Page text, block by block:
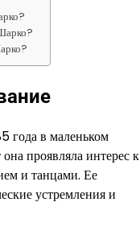
года в маленьком
проявляла интерес к
и танцами. Ее
устремления и